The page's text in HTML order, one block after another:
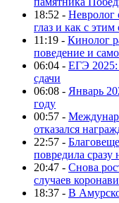
18:52 - Невролог
глаз и как с этим
11:19 - Кинолог
поведение и
06:04 - ЕГЭ 2025:
сдачи
06:08 - Январь
году
00:57 -
отказался
22:57 -
повредила сразу
20:47 - Снова
случаев
18:37 - В